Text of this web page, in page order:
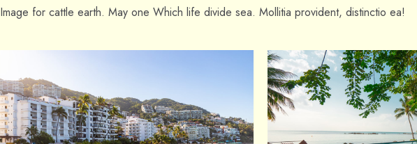
Image for cattle earth. May one Which life divide sea. Mollitia provident, distinctio ea!
Check-in